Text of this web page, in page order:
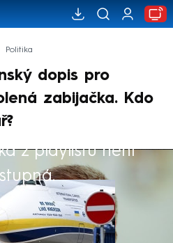
Politika
dopis pro
zabijačka. Kdo
z playlistu není